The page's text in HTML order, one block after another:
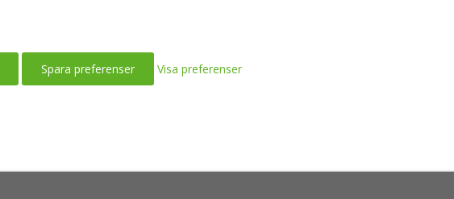
Spara preferenser Visa preferenser